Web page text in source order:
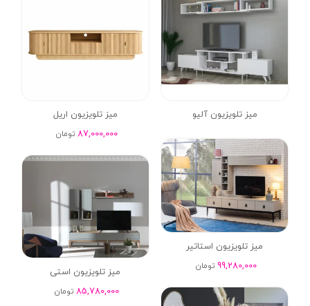
میز تلویزیون آلیو
میز تلویزیون اریل
87,000,000 تومان
میز تلویزیون استاتیر
99,280,000 تومان
میز تلویزیون استی
85,780,000 تومان